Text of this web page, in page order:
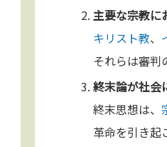
主要な宗教に
キリスト教、
それらは審判
終末論が社会
終末思想は、
革命を引き起